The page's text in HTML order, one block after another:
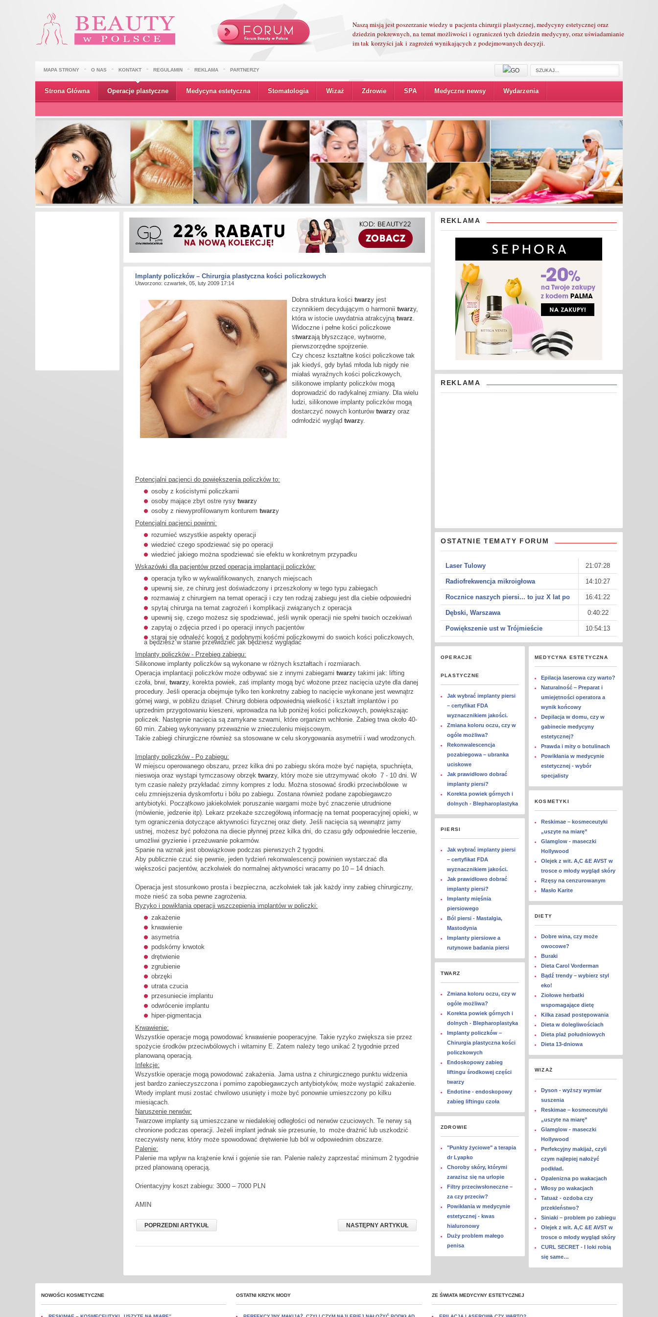
Naszą misją jest poszerzanie wiedzy u pacjenta chirurgii plastycznej, medycyny estetycznej oraz
dziedzin pokrewnych, na temat możliwości i ograniczeń tych dziedzin medycyny, oraz uświadamianie
im tak korzyści jak i zagrożeń wynikających z podejmowanych decyzji.
MAPA STRONY O NAS KONTAKT REGULAMIN REKLAMA PARTNERZY
Strona Główna Operacje plastyczne Medycyna estetyczna Stomatologia Wizaż Zdrowie SPA Medyczne newsy Wydarzenia
Implanty policzków – Chirurgia plastyczna kości policzkowych
Utworzono: czwartek, 05, luty 2009 17:14
Dobra struktura kości twarzy jest
czynnikiem decydującym o harmonii twarzy,
która w istocie uwydatnia atrakcyjną twarz
Widoczne i pełne kości policzkowe
stwarzają błyszczące, wytworne,
pierwszorzędne spojrzenie.
Czy chcesz kształtne kości policzkowe tak
jak kiedyś, gdy byłaś młoda lub nigdy nie
miałaś wyraźnych kości policzkowych,
silikonowe implanty policzków mogą
doprowadzić do radykalnej zmiany. Dla wielu
ludzi, silikonowe implanty policzków mogą
dostarczyć nowych konturów twarzy oraz
odmłodzić wygląd twarzy.
Potencjalni pacjenci do powiększenia policzków to:
osoby z kościstymi policzkami
osoby mające zbyt ostre rysy twarzy
osoby z niewyprofilowanym konturem twarzy
Potencjalni pacjenci powinni:
rozumieć wszystkie aspekty operacji
wiedzieć czego spodziewać się po operacji
wiedzieć jakiego można spodziewać sie efektu w konkretnym przypadku
Wskazówki dla pacjentów przed operacja implantacji policzków:
operacja tylko w wykwalifikowanych, znanych miejscach
upewnij sie, ze chirurg jest doświadczony i przeszkolony w tego typu zabiegach
rozmawiaj z chirurgiem na temat operacji i czy ten rodzaj zabiegu jest dla ciebie odpowiedni
spytaj chirurga na temat zagrożeń i komplikacji związanych z operacja
upewnij się, czego możesz się spodziewać, jeśli wynik operacji nie spełni twoich oczekiwań
zapytaj o zdjęcia przed i po operacji innych pacjentów
staraj się odnaleźć kogoś z podobnymi kośćmi policzkowymi do swoich kości policzkowych,
a będziesz w stanie przewidzieć jak będziesz wyglądać
Implanty policzków - Przebieg zabiegu:
Silikonowe implanty policzków są wykonane w różnych kształtach i rozmiarach.
Operacja implantacji policzków może odbywać sie z innymi zabiegami twarzy takimi jak: lifting
czoła, brwi, twarzy, korekta powiek, zaś implanty mogą być włożone przez nacięcia użyte dla danej
procedury. Jeśli operacja obejmuje tylko ten konkretny zabieg to nacięcie wykonane jest wewnątrz
górnej wargi, w pobliżu dziąseł. Chirurg dobiera odpowiednią wielkość i kształt implantów i po
uprzednim przygotowaniu kieszeni, wprowadza na lub poniżej kości policzkowych, powiększając
policzek. Następnie nacięcia są zamykane szwami, które organizm wchłonie. Zabieg trwa około 40-
60 min. Zabieg wykonywany przeważnie w znieczuleniu miejscowym.
Takie zabiegi chirurgiczne również sa stosowane w celu skorygowania asymetrii i wad wrodzonych.
Implanty policzków - Po zabiegu:
W miejscu operowanego obszaru, przez kilka dni po zabiegu skóra może być napięta, spuchnięta,
nieswoja oraz wystąpi tymczasowy obrzęk twarzy, który może sie utrzymywać około 7 - 10 dni. W
tym czasie należy przykładać zimny kompres z lodu. Można stosować środki przeciwbólowe w
celu zmniejszenia dyskomfortu i bólu po zabiegu. Zostana również podane zapobiegawczo
antybiotyki. Początkowo jakiekolwiek poruszanie wargami może być znaczenie utrudnione
(mówienie, jedzenie itp). Lekarz przekaże szczegółową informację na temat pooperacyjnej opieki, w
tym ograniczenia dotyczące aktywności fizycznej oraz diety. Jeśli nacięcia są wewnątrz jamy
ustnej, możesz być położona na diecie płynnej przez kilka dni, do czasu gdy odpowiednie leczenie,
umożliwi gryzienie i przeżuwanie pokarmów.
Spanie na wznak jest obowiązkowe podczas pierwszych 2 tygodni.
Aby publicznie czuć się pewnie, jeden tydzień rekonwalescencji powinien wystarczać dla
większości pacjentów, aczkolwiek do normalnej aktywności wracamy po 10 – 14 dniach.
Operacja jest stosunkowo prosta i bezpieczna, aczkolwiek tak jak każdy inny zabieg chirurgiczny,
może nieść za soba pewne zagrożenia.
Ryzyko i powikłania operacji wszczepienia implantów w policzki:
zakażenie
krwawienie
asymetria
podskórny krwotok
drętwienie
zgrubienie
obrzęki
utrata czucia
przesuniecie implantu
odwrócenie implantu
hiper-pigmentacja
Krwawienie:
Wszystkie operacje mogą powodować krwawienie pooperacyjne. Takie ryzyko zwiększa sie przez
spożycie środków przeciwbólowych i witaminy E. Zatem należy tego unikać 2 tygodnie przed
planowaną operacją.
Infekcje:
Wszystkie operacje mogą powodować zakażenia. Jama ustna z chirurgicznego punktu widzenia
jest bardzo zanieczyszczona i pomimo zapobiegawczych antybiotyków, może wystąpić zakażenie.
Wtedy implant musi zostać chwilowo usunięty i może być ponownie umieszczony po kilku
miesiącach.
Naruszenie nerwów:
Twarzowe implanty są umieszczane w niedalekiej odległości od nerwów czuciowych. Te nerwy są
chronione podczas operacji. Jeżeli implant jednak sie przesunie, to może drażnić lub uszkodzić
rzeczywisty nerw, który może spowodować drętwienie lub ból w odpowiednim obszarze.
Palenie:
Palenie ma wplyw na krążenie krwi i gojenie sie ran. Palenie należy zaprzestać minimum 2 tygodnie
przed planowaną operacją.
Orientacyjny koszt zabiegu: 3000 – 7000 PLN
AMIN
POPRZEDNI ARTYKUŁ NASTĘPNY ARTYKUŁ
REKLAMA
REKLAMA
OSTATNIE TEMATY FORUM
Laser Tulowy 21:07:28
Radiofrekwencja mikroigłowa 14:10:27
Rocznice naszych piersi... to juz X lat po 16:41:22
Dębski, Warszawa 0:40:22
Powiększenie ust w Trójmieście 10:54:13
OPERACJE
PLASTYCZNE
Jak wybrać implanty piersi
– certyfikat FDA
wyznacznikiem jakości.
Zmiana koloru oczu, czy w
ogóle możliwa?
Rekonwalescencja
pozabiegowa – ubranka
uciskowe
Jak prawidłowo dobrać
implanty piersi?
Korekta powiek górnych i
dolnych - Blepharoplastyka
PIERSI
Jak wybrać implanty piersi
– certyfikat FDA
wyznacznikiem jakości.
Jak prawidłowo dobrać
implanty piersi?
Implanty mięśnia
piersiowego
Ból piersi - Mastalgia,
Mastodynia
Implanty piersiowe a
rutynowe badania piersi
TWARZ
Zmiana koloru oczu, czy w
ogóle możliwa?
Korekta powiek górnych i
dolnych - Blepharoplastyka
Implanty policzków –
Chirurgia plastyczna kości
policzkowych
Endoskopowy zabieg
liftingu środkowej części
twarzy
Endotine - endoskopowy
zabieg liftingu czoła
ZDROWIE
"Punkty życiowe" a terapia
dr Lyapko
Choroby skóry, którymi
zarazisz się na urlopie
Filtry przeciwsłoneczne –
za czy przeciw?
Powikłania w medycynie
estetycznej - kwas
hialuronowy
Duży problem małego
penisa
MEDYCYNA ESTETYCZNA
Epilacja laserowa czy warto?
Naturalność – Preparat i
umiejętności operatora a
wynik końcowy
Depilacja w domu, czy w
gabinecie medycyny
estetycznej?
Prawda i mity o botulinach
Powikłania w medycynie
estetycznej - wybór
specjalisty
KOSMETYKI
Reskimae – kosmeceutyki
„uszyte na miarę”
Glamglow - maseczki
Hollywood
Olejek z wit. A,C &E AVST w
trosce o młody wygląd skóry
Rzęsy na cenzurowanym
Masło Karite
DIETY
Dobre wina, czy może
owocowe?
Buraki
Dieta Carol Vorderman
Bądź trendy – wybierz styl
eko!
Ziołowe herbatki
wspomagające dietę
Kilka zasad postępowania
Dieta w dolegliwościach
Dieta plaż południowych
Dieta 13-dniowa
WIZAŻ
Dyson - wyższy wymiar
suszenia
Reskimae – kosmeceutyki
„uszyte na miarę”
Glamglow - maseczki
Hollywood
Perfekcyjny makijaż, czyli
czym najlepiej nałożyć
podkład.
Opalenizna po wakacjach
Włosy po wakacjach
Tatuaż - ozdoba czy
przekleństwo?
Siniaki – problem po zabiegu
Olejek z wit. A,C &E AVST w
trosce o młody wygląd skóry
CURL SECRET - I loki robią
się same…
NOWOŚCI KOSMETYCZNE OSTATNI KRZYK MODY ZE ŚWIATA MEDYCYNY ESTETYCZNEJ